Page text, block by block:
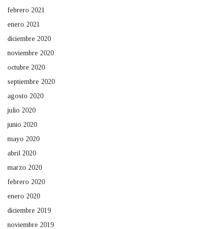
febrero 2021
enero 2021
diciembre 2020
noviembre 2020
octubre 2020
septiembre 2020
agosto 2020
julio 2020
junio 2020
mayo 2020
abril 2020
marzo 2020
febrero 2020
enero 2020
diciembre 2019
noviembre 2019